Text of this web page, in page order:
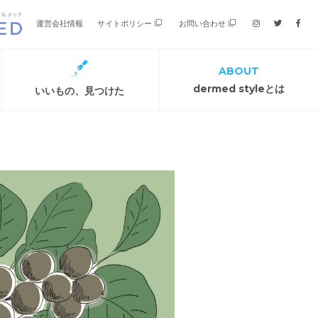
運営会社情報 サイトポリシー お問い合わせ
いいもの、見つけた
ABOUT
dermed styleとは